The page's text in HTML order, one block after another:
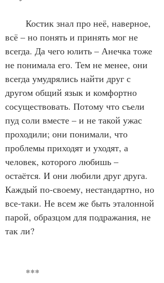
всё – но понять и принять мог не
всегда. Да чего юлить – Анечка тоже
не понимала его. Тем не менее, они
всегда умудрялись найти друг с
другом общий язык и комфортно
сосуществовать. Потому что съели
пуд соли вместе – и не такой ужас
проходили; они понимали, что
проблемы приходят и уходят, а
человек, которого любишь –
остаëтся. И они любили друг друга.
Каждый по-своему, нестандартно, но
все-таки. Не всем же быть эталонной
парой, образцом для подражания, не
так ли?
	***